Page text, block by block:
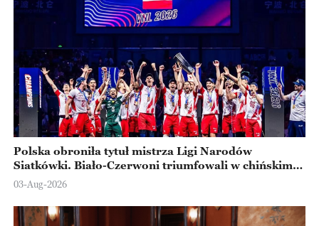
Polska obroniła tytuł mistrza Ligi Narodów
Siatkówki. Biało-Czerwoni triumfowali w chińskim
Ningbo
03-Aug-2026